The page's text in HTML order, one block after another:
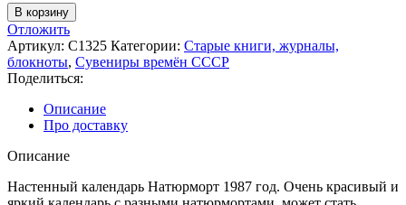
Количество
товара
Настенный
календарь
Натюрморт
1987
В корзину
Отложить
Артикул: С1325 Категории: Старые книги, журналы,
блокноты, Сувениры времён СССР
Поделиться:
Описание
Про доставку
Описание
Настенный календарь Натюрморт 1987 год. Очень красивый и